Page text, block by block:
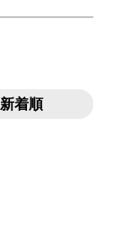
新着順